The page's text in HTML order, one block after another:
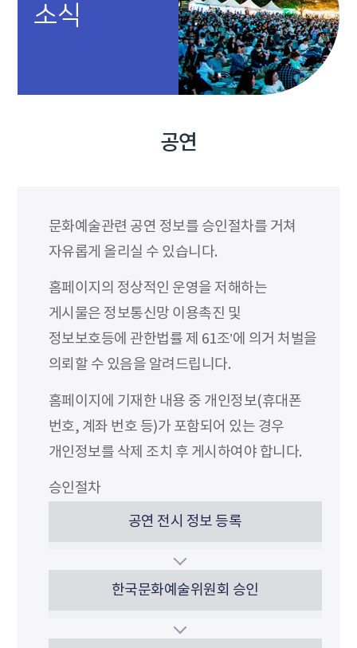
소식
공연
문화예술관련 공연 정보를 승인절차를 거쳐
자유롭게 올리실 수 있습니다.
홈페이지의 정상적인 운영을 저해하는
게시물은 정보통신망 이용촉진 및
정보보호등에 관한법률 제 61조’에 의거 처벌을
의뢰할 수 있음을 알려드립니다.
홈페이지에 기재한 내용 중 개인정보(휴대폰
번호, 계좌 번호 등)가 포함되어 있는 경우
개인정보를 삭제 조치 후 게시하여야 합니다.
승인절차
공연 전시 정보 등록
한국문화예술위원회 승인